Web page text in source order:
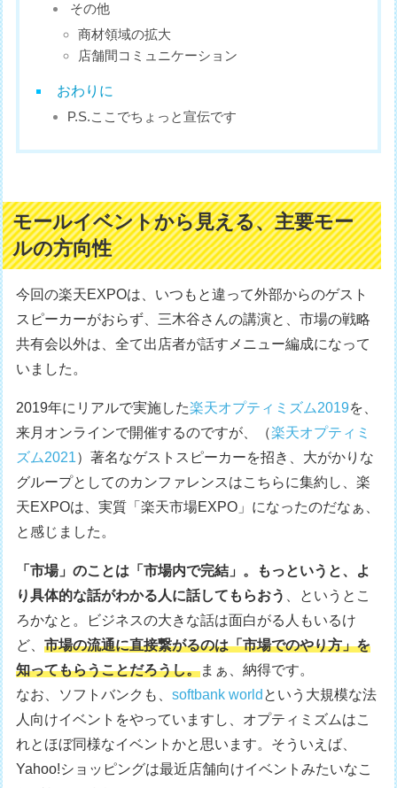
その他
商材領域の拡大
店舗間コミュニケーション
おわりに
P.S.ここでちょっと宣伝です
モールイベントから見える、主要モー
ルの方向性
今回の楽天EXPOは、いつもと違って外部からのゲスト
スピーカーがおらず、三木谷さんの講演と、市場の戦略
共有会以外は、全て出店者が話すメニュー編成になって
いました。
2019年にリアルで実施した楽天オプティミズム2019を、
来月オンラインで開催するのですが、（楽天オプティミ
ズム2021）著名なゲストスピーカーを招き、大がかりな
グループとしてのカンファレンスはこちらに集約し、楽
天EXPOは、実質「楽天市場EXPO」になったのだなぁ、
と感じました。
「市場」のことは「市場内で完結」。もっというと、よ
り具体的な話がわかる人に話してもらおう
、というとこ
ろかなと。ビジネスの大きな話は面白がる人もいるけ
ど、市場の流通に直接繋がるのは「市場でのやり方」を
知ってもらうことだろうし。まぁ、納得です。
なお、ソフトバンクも、softbank world という大規模な法
人向けイベントをやっていますし、オプティミズムはこ
れとほぼ同様なイベントかと思います。そういえば、
Yahoo!ショッピングは最近店舗向けイベントみたいなこ